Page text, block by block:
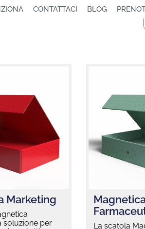
CONTATTACI BLOG
Marketing
soluzione per
La scatola